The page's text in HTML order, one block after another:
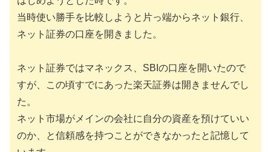
当時使い勝手を比較しようと片っ端からネット銀行、
ネット証券の口座を開きました。
ネット証券ではマネックス、SBIの口座を開いたので
すが、この頃すでにあった楽天証券は開きませんでし
た。
ネット市場がメインの会社に自分の資産を預けていい
のか、と信頼感を持つことができなかったと記憶して